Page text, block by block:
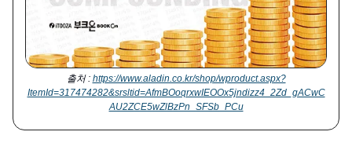
출처 : https://www.aladin.co.kr/shop/wproduct.aspx?
ItemId=317474282&srsltid=AfmBOoqrxwIEOOx5jndizz4_2Zd_gACwC
AU2ZCE5wZlBzPn_SFSb_PCu